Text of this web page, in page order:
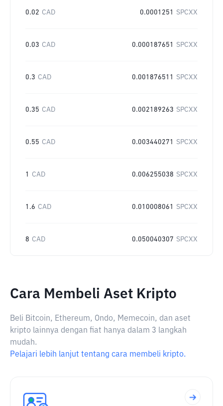
0.02 CAD 0.0001251 SPCXX
0.03 CAD 0.000187651 SPCXX
0.3 CAD 0.001876511 SPCXX
0.35 CAD 0.002189263 SPCXX
0.55 CAD 0.003440271 SPCXX
1 CAD 0.006255038 SPCXX
1.6 CAD 0.010008061 SPCXX
8 CAD 0.050040307 SPCXX
Cara Membeli Aset Kripto
Beli Bitcoin, Ethereum, Ondo, Memecoin, dan aset
kripto lainnya dengan fiat hanya dalam 3 langkah
mudah.
Pelajari lebih lanjut tentang cara membeli kripto.